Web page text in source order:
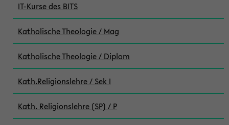
IT-Kurse des BITS
Katholische Theologie / Mag
Katholische Theologie / Diplom
Kath.Religionslehre / Sek I
Kath. Religionslehre (SP) / P